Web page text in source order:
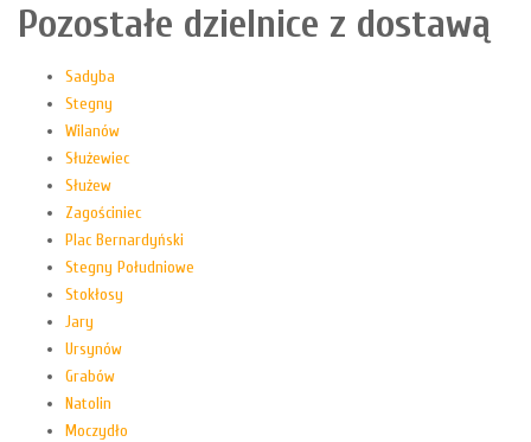
Pozostałe dzielnice z dostawą
Sadyba
Stegny
Wilanów
Służewiec
Służew
Zagościniec
Plac Bernardyński
Stegny Południowe
Stokłosy
Jary
Ursynów
Grabów
Natolin
Moczydło